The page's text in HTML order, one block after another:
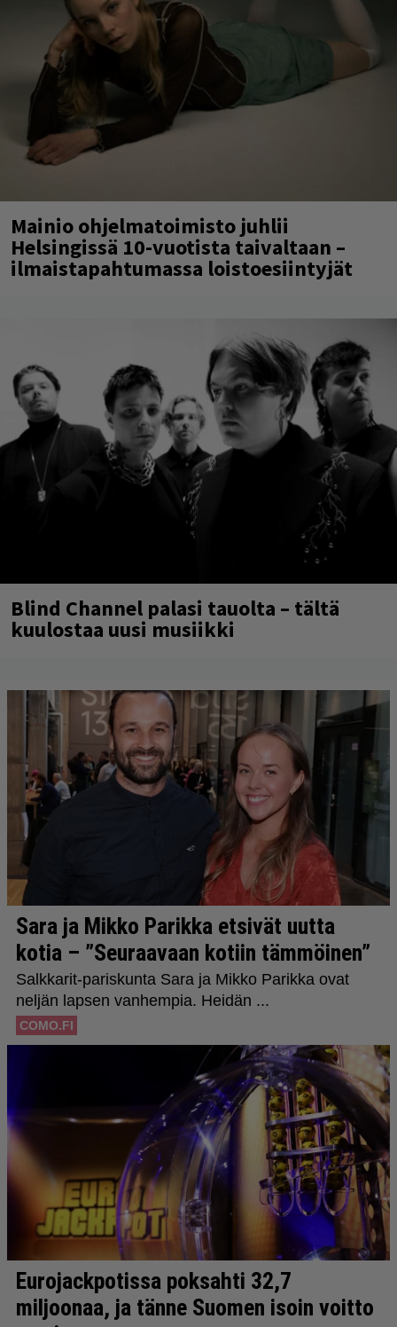
Mainio ohjelmatoimisto juhlii
Helsingissä 10-vuotista taivaltaan –
ilmaistapahtumassa loistoesiintyjät
Blind Channel palasi tauolta – tältä
kuulostaa uusi musiikki